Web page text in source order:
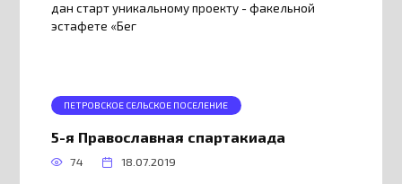
дан старт уникальному проекту - факельной
эстафете «Бег
ПЕТРОВСКОЕ СЕЛЬСКОЕ ПОСЕЛЕНИЕ
5-я Православная спартакиада
74 18.07.2019